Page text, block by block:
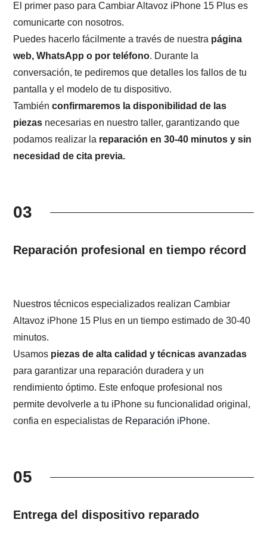
El primer paso para Cambiar Altavoz iPhone 15 Plus es
comunicarte con nosotros.
Puedes hacerlo fácilmente a través de nuestra página
web, WhatsApp o por teléfono. Durante la
conversación, te pediremos que detalles los fallos de tu
pantalla y el modelo de tu dispositivo.
Tambiénconfirmaremos la disponibilidad de las
piezas necesarias en nuestro taller, garantizando que
podamos realizar la reparación en 30-40 minutos y sin
necesidad de cita previa.
03
Reparación profesional en tiempo récord
Nuestros técnicos especializados realizan Cambiar
Altavoz iPhone 15 Plus en un tiempo estimado de 30-40
minutos.
Usamos piezas de alta calidad y técnicas avanzadas
para garantizar una reparación duradera y un
rendimiento óptimo. Este enfoque profesional nos
permite devolverle a tu iPhone su funcionalidad original,
confia en especialistas de Reparación iPhone.
05
Entrega del dispositivo reparado